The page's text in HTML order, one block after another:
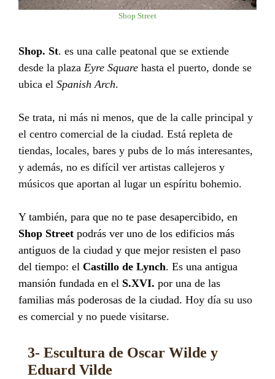
Shop Street
Shop. St. es una calle peatonal que se extiende
desde la plaza Eyre Square hasta el puerto, donde se
ubica el Spanish Arch.
Se trata, ni más ni menos, que de la calle principal y
el centro comercial de la ciudad. Está repleta de
tiendas, locales, bares y pubs de lo más interesantes,
y además, no es difícil ver artistas callejeros y
músicos que aportan al lugar un espíritu bohemio.
Y también, para que no te pase desapercibido, en
Shop Street podrás ver uno de los edificios más
antiguos de la ciudad y que mejor resisten el paso
del tiempo: el Castillo de Lynch. Es una antigua
mansión fundada en el S.XVI. por una de las
familias más poderosas de la ciudad. Hoy día su uso
es comercial y no puede visitarse.
3- Escultura de Oscar Wilde y
Eduard Vilde